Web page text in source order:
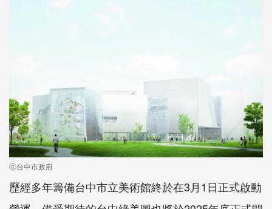
ⓒ台中市政府
歷經多年籌備台中市立美術館終於在3月1日正式啟動